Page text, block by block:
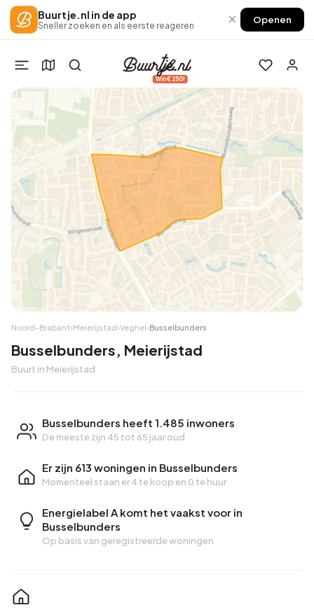
Buurtje.nl in de app
Sneller zoeken en als eerste reageren × Openen
Win €250!
Noord-Brabant›Meierijstad›Veghel›Busselbunders
Busselbunders, Meierijstad
Buurt in Meierijstad
Busselbunders heeft 1.485 inwoners
De meeste zijn 45 tot 65 jaar oud
Er zijn 613 woningen in Busselbunders
Momenteel staan er4 te koop en 0 te huur
Energielabel A komt het vaakst voor in
Busselbunders
Op basis van geregistreerde woningen